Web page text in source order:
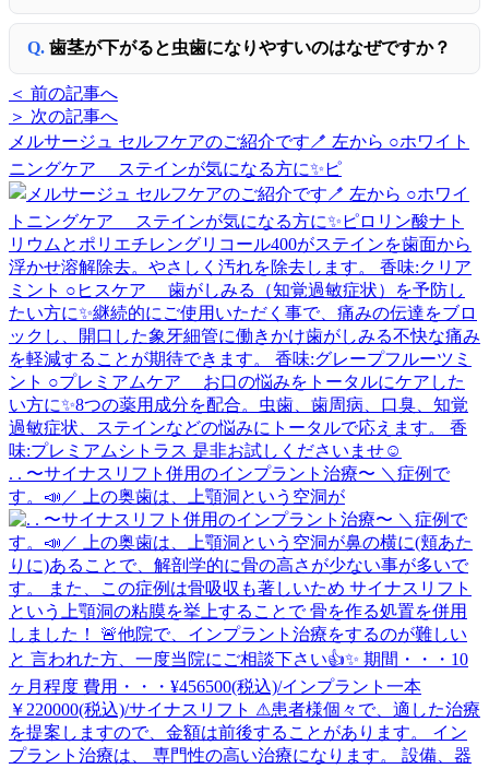
歯茎が下がると虫歯になりやすいのはなぜですか？
＜ 前の記事へ
＞ 次の記事へ
メルサージュ セルフケアのご紹介です🪥 左から ○ホワイト
ニングケア ステインが気になる方に✨ピ
. . 〜サイナスリフト併用のインプラント治療〜 ＼症例で
す。📣／ 上の奥歯は、上顎洞という空洞が